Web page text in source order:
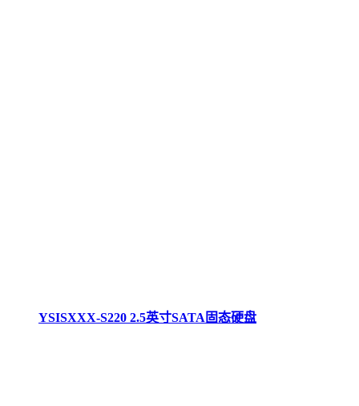
YSISXXX-S220 2.5英寸SATA固态硬盘